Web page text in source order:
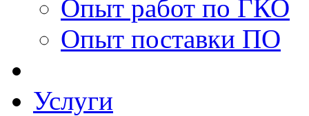
Опыт работ по ГКО
Опыт поставки ПО
Услуги